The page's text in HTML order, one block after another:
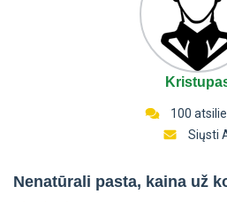
100
Siųsti
Nenatūrali pasta, kaina už